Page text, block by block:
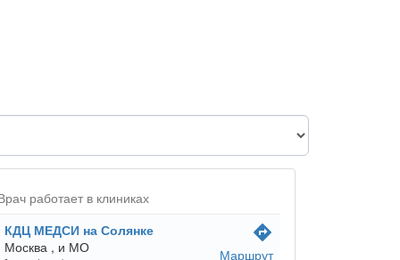
работает в клиниках
КДЦ МЕДСИ на Солянке
Москва , и МО
directions
Маршрут